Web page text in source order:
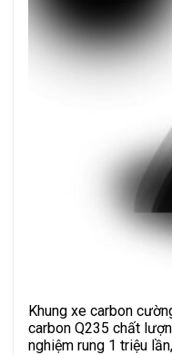
Khung xe carbon
carbon Q235 chất
nghiệm rung 1 triệu